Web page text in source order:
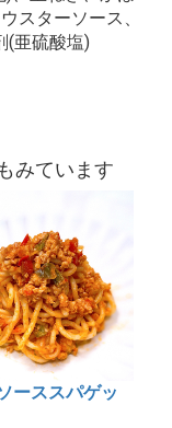
スターソース、
(亜硫酸塩)
みています
ーススパゲッ